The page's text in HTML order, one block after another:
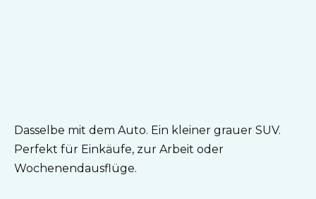
Dasselbe mit dem Auto. Ein kleiner grauer SUV.
Perfekt für Einkäufe, zur Arbeit oder
Wochenendausflüge.